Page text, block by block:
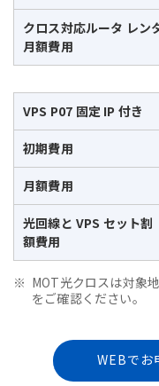
クロス対応ルータ レン
月額費用
VPS P07 固定 IP 付き
初期費用
月額費用
光回線と VPS セット
額費用
MOT光クロスは対象
をご確認ください。
WEBでお